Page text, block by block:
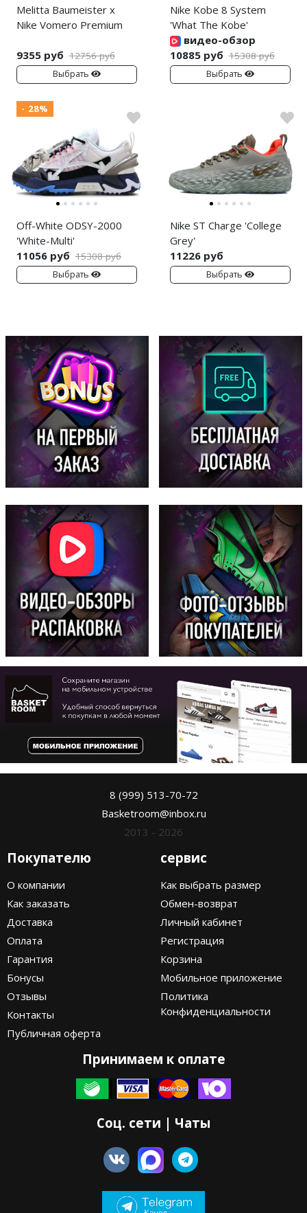
Melitta Baumeister x
Nike Vomero Premium
9355 руб 12756 руб
Выбрать
Nike Kobe 8 System
'What The Kobe'
видео-обзор
10885 руб 15308 руб
Выбрать
- 28%
Off-White ODSY-2000
'White-Multi'
11056 руб 15308 руб
Выбрать
Nike ST Charge 'College
Grey'
11226 руб
Выбрать
8 (999) 513-70-72
Basketroom@inbox.ru
2013 - 2026
Покупателю
О компании
Как заказать
Доставка
Оплата
Гарантия
Бонусы
Отзывы
Контакты
Публичная оферта
сервис
Как выбрать размер
Обмен-возврат
Личный кабинет
Регистрация
Корзина
Мобильное приложение
Политика
Конфиденциальности
Принимаем к оплате
Соц. сети | Чаты